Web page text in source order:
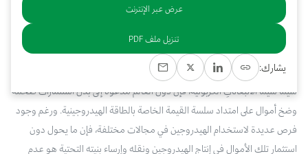
خلاصة
من أجل النهوض بصناعة الهيدروجين ذي الانبعاثات الكربونية المنخفضة، على نحوٍ
يخلص العالم من انبعاثات غازات الاحتباس الحراري تخليصًا تامًا أو شبه تام، ولا
سيما سيما الانبعاثاتِ الكربونية، فإن دول العالم مدعوة إلى بذل استثمارات ضخمة
وضخ أموال على امتداد سلسة القيمة الخاصة بالطاقة الهيدروجينية. ورغم وجود
فرص عديدة لاستخدام الهيدروجين في مجالات مختلفة، فإن ما يحول دون
استثمار تلك الأموال في إنتاج الهيدروجين ونقله وإرساء بنيته التحتية هو عدم
عرض عبر الإنترنت
تنزيل ملف PDF
يشارك: